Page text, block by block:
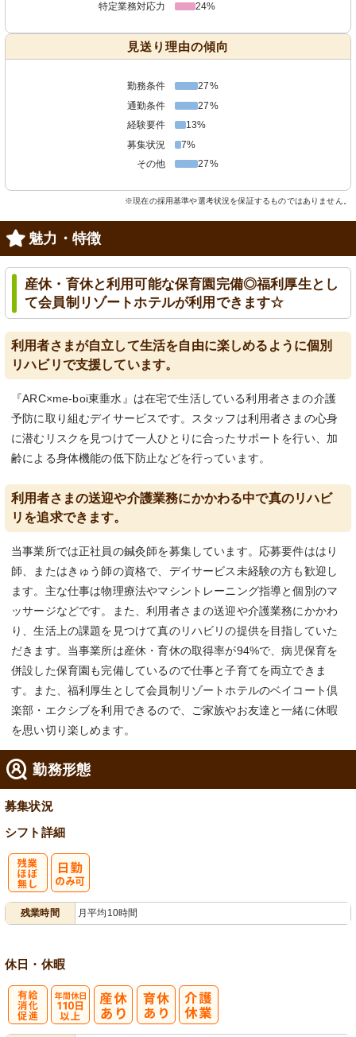
特定業務対応力
24%
見送り理由の傾向
勤務条件
27%
通勤条件
27%
経験要件
13%
募集状況
7%
その他
27%
※現在の採用基準や選考状況を保証するものではありません。
魅力・特徴
産休・育休と利用可能な保育園完備◎福利厚生とし
て会員制リゾートホテルが利用できます☆
利用者さまが自立して生活を自由に楽しめるように個別
リハビリで支援しています。
『ARC×me-boi東垂水』は在宅で生活している利用者さまの介護
予防に取り組むデイサービスです。スタッフは利用者さまの心身
に潜むリスクを見つけて一人ひとりに合ったサポートを行い、加
齢による身体機能の低下防止などを行っています。
利用者さまの送迎や介護業務にかかわる中で真のリハビ
リを追求できます。
当事業所では正社員の鍼灸師を募集しています。応募要件ははり
師、またはきゅう師の資格で、デイサービス未経験の方も歓迎し
ます。主な仕事は物理療法やマシントレーニング指導と個別のマ
ッサージなどです。また、利用者さまの送迎や介護業務にかかわ
り、生活上の課題を見つけて真のリハビリの提供を目指していた
だきます。当事業所は産休・育休の取得率が94%で、病児保育を
併設した保育園も完備しているので仕事と子育てを両立できま
す。また、福利厚生として会員制リゾートホテルのベイコート倶
楽部・エクシブを利用できるので、ご家族やお友達と一緒に休暇
を思い切り楽しめます。
勤務形態
募集状況
シフト詳細
残業時間 月平均10時間
休日・休暇